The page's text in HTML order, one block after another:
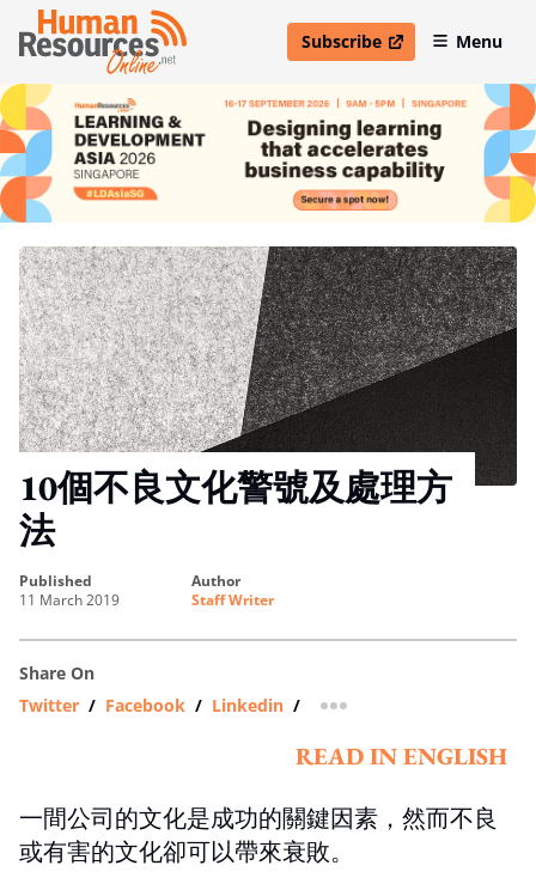
Subscribe
open in new windowMenu
10個不良文化警號及處理方
法
published
11 March 2019
author
Staff Writer
Share On
Twitter / Facebook / Linkedin / more sharing option
READ IN ENGLISH
一間公司的文化是成功的關鍵因素，然而不良
或有害的文化卻可以帶來衰敗。